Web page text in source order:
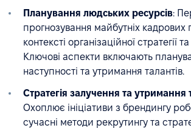
Планування людських ресурсів:
прогнозування майбутніх кадрових
контексті організаційної стратегії
Ключові аспекти включають
наступності та утримання талантів.
Стратегія залучення та утримання
Охоплює ініціативи з брендингу
сучасні методи рекрутингу та